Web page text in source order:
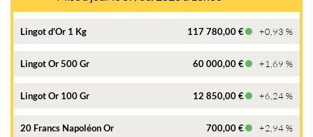
Lingot d'Or 1 Kg 117 780,00 € +0,93 %
Lingot Or 500 Gr 60 000,00 € +1,69 %
Lingot Or 100 Gr 12 850,00 € +6,24 %
20 Francs Napoléon Or 700,00 € +2,94 %